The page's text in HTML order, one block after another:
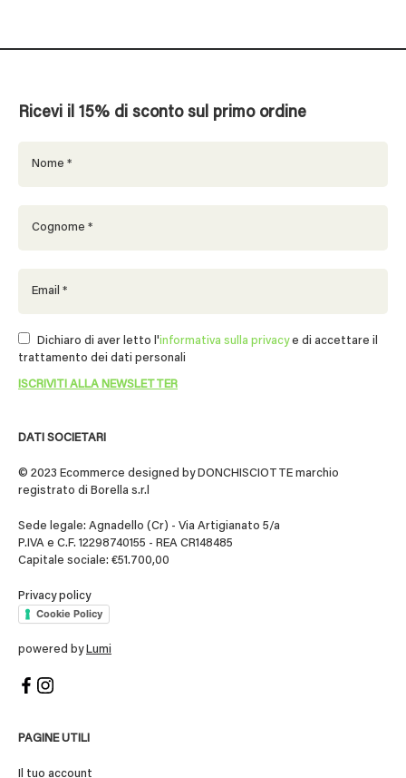
DATI SOCIETARI
© 2023 Ecommerce designed by DONCHISCIOTTE marchio
registrato di Borella s.r.l
Sede legale: Agnadello (Cr) - Via Artigianato 5/a
P.IVA e C.F. 12298740155 - REA CR148485
Capitale sociale: €51.700,00
Privacy policy
Cookie Policy
powered by Lumi
PAGINE UTILI
Il tuo account
Ricevi il 15% di sconto sul primo ordine
Dichiaro di aver letto l'informativa sulla privacye di accettare il
trattamento dei dati personali